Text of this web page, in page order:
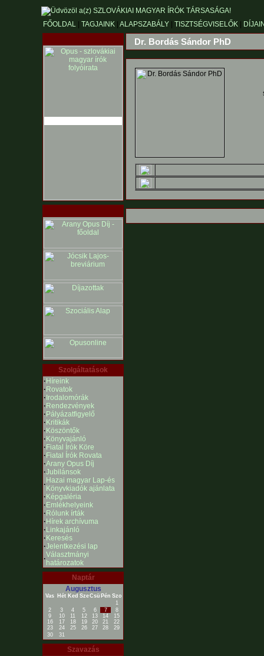
FŐOLDAL TAGJAINK ALAPSZABÁLY TISZTSÉGVISELŐK
Szolgáltatások
· Híreink
· Rovatok
· Irodalomórák
· Rendezvények
· Pályázatfigyelő
· Kritikák
· Köszöntők
· Könyvajánló
· Fiatal Írók Köre
· Fiatal Írók Rovata
·Arany Opus Díj
·Jubilánsok
· Hazai magyar Lap-és
Könyvkiadók ajánlata
· Képgaléria
· Emlékhelyeink
· Rólunk írták
· Hírek archívuma
· Linkajánló
· Keresés
·Jelentkezési lap
·Választmányi
határozatok
Naptár
Augusztus
Vas Hét Ked SzeCsü Pén Szo
1
2
3 4 5 6 7
8
9
10 11 12 13 14
15
16
17 18 19 20 21
22
23
24 25 26 27 28
29
30
31
Szavazás
Dr. Bordás Sándor PhD